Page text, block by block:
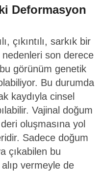
Deformasyon
çıkıntılı, sarkık bir
nedenleri son derece
görünüm genetik
Bu durumda
kaydıyla cinsel
Vajinal doğum
oluşmasına yol
Sadece doğum
çıkabilen bu
vermeyle de